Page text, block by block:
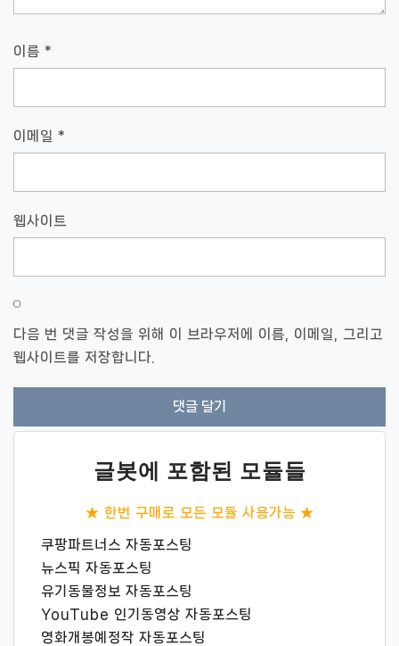
이름 *
이메일 *
웹사이트
다음 번 댓글 작성을 위해 이 브라우저에 이름, 이메일, 그리고
웹사이트를 저장합니다.
글봇에 포함된 모듈들
★ 한번 구매로 모든 모듈 사용가능 ★
쿠팡파트너스 자동포스팅
뉴스픽 자동포스팅
유기동물정보 자동포스팅
YouTube 인기동영상 자동포스팅
영화개봉예정작 자동포스팅